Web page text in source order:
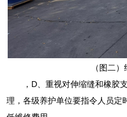
（图二
，D、重视对伸缩缝和橡胶
理，各级养护单位要指令人员定